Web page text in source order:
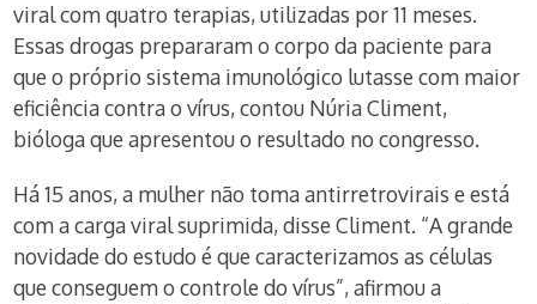
viral com quatro terapias, utilizadas por 11 meses.
Essas drogas prepararam o corpo da paciente para
que o próprio sistema imunológico lutasse com maior
eficiência contra o vírus, contou Núria Climent,
bióloga que apresentou o resultado no congresso.
Há 15 anos, a mulher não toma antirretrovirais e está
com a carga viral suprimida, disse Climent. “A grande
novidade do estudo é que caracterizamos as células
que conseguem o controle do vírus”, afirmou a